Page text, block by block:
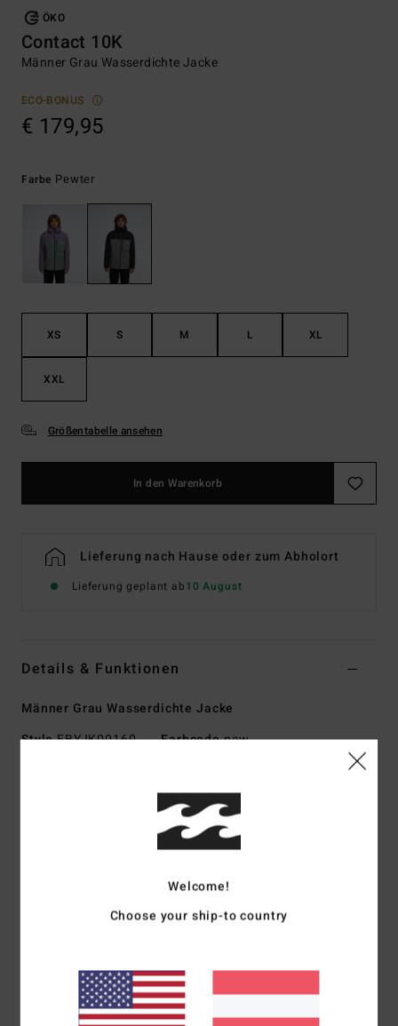
ÖKO
Contact 10K
Männer Grau Wasserdichte Jacke
ECO-BONUS
€ 179,95
Farbe Pewter
XS S M L XL
XXL
Größentabelle ansehen
In den Warenkorb
Lieferung nach Hause oder zum Abholort
Lieferung geplant ab10 August
Details & Funktionen
Männer Grau Wasserdichte Jacke
StyleEBYJK00160 Farbcodepew
10K/10K
Reißverschluss Vorne Mit Windschutzleiste
Brusttaschen Mit Reißverschluss, Zwei
Reißverschlusstaschen Für Die Hände.
Verstellbare Ärmelbündchen
Verklebung
Futter:Recyceltes Taft
Isolierung:Recycelte Isolierung
Welcome!
Choose your ship-to country